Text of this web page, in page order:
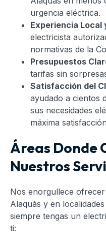
urgencia eléctrica.
Experiencia Local
electricista
normativas de la
Presupuestos
tarifas sin
Satisfacción del
ayudado a cientos
sus necesidades
máxima
Áreas Donde
Nuestros
Nos enorgullece
Alaquàs y en
siempre tengas un
ti: